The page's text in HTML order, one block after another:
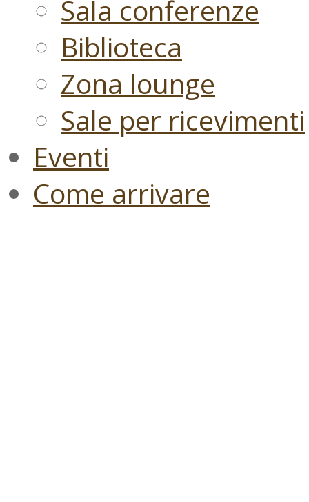
Sala conferenze
Biblioteca
Zona lounge
Sale per ricevimenti
Eventi
Come arrivare